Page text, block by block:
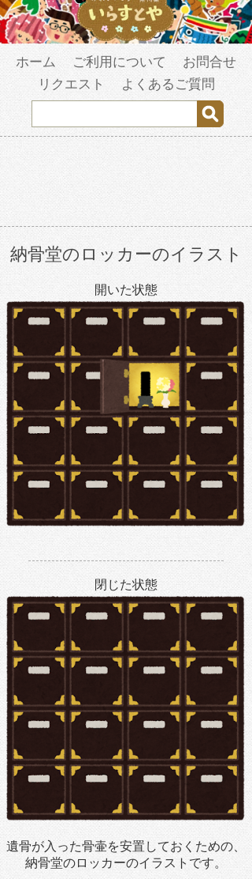
ホーム ご利用について
お問合せ
リクエスト
よくあるご質問
納骨堂のロッカーのイラスト
開いた状態
閉じた状態
遺骨が入った骨壷を安置しておくための、
納骨堂のロッカーのイラストです。